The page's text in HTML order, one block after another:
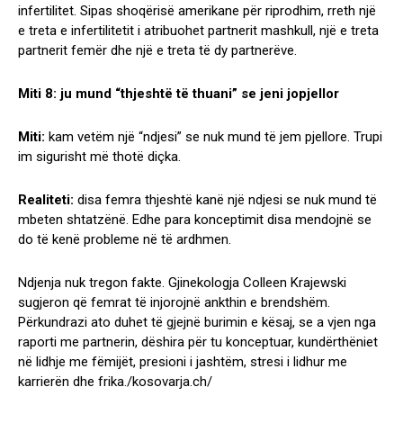
infertilitet. Sipas shoqërisë amerikane për riprodhim, rreth një
e treta e infertilitetit i atribuohet partnerit mashkull, një e treta
partnerit femër dhe një e treta të dy partnerëve.
Miti 8: ju mund “thjeshtë të thuani” se jeni jopjellor
Miti: kam vetëm një “ndjesi” se nuk mund të jem pjellore. Trupi
im sigurisht më thotë diçka.
Realiteti: disa femra thjeshtë kanë një ndjesi se nuk mund të
mbeten shtatzënë. Edhe para konceptimit disa mendojnë se
do të kenë probleme në të ardhmen.
Ndjenja nuk tregon fakte. Gjinekologja Colleen Krajewski
sugjeron që femrat të injorojnë ankthin e brendshëm.
Përkundrazi ato duhet të gjejnë burimin e kësaj, se a vjen nga
raporti me partnerin, dëshira për tu konceptuar, kundërthëniet
në lidhje me fëmijët, presioni i jashtëm, stresi i lidhur me
karrierën dhe frika./kosovarja.ch/